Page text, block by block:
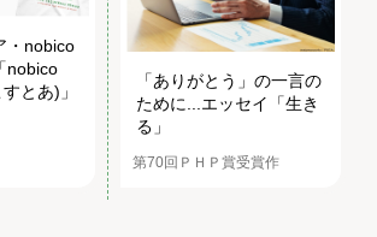
・nobico
nobico
とあ)」
「ありがとう」の一言の
ために...エッセイ「生き
る」
第70回ＰＨＰ賞受賞作